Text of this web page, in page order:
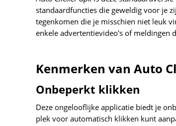
standaardfuncties die geweldig voor je
tegenkomen die je misschien niet leuk
enkele advertentievideo's of meldingen
Kenmerken van Auto
Onbeperkt klikken
Deze ongelooflijke applicatie biedt je
plek voor automatisch klikken kunt